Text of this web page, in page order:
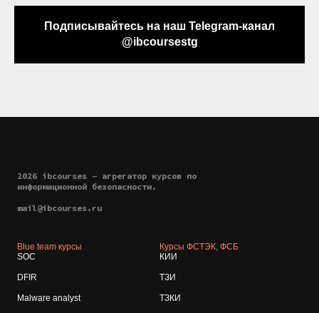
Подписывайтесь на наш Telegram-канал
@ibcoursestg
2026 ibcourses - агрегатор курсов по
информационной безопасности.
mail@ibcourses.ru
Blue team курсы
SOC
DFIR
Malware analyst
Курсы ФСТЭК, ФСБ
КИИ
ТЗИ
ТЗКИ